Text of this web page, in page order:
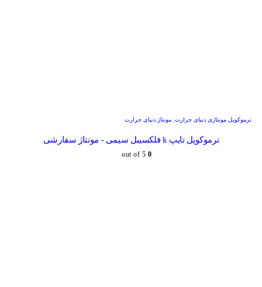
ترموکوپل مونتاژی دنیای حرارت, مونتاژ دنیای حرارت
ترموکوپل تایپ k فلکسیبل سیمی - مونتاژ سفارشی
0